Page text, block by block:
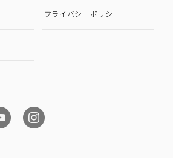
プライバシーポリシー